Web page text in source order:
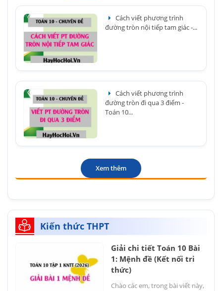
Cách viết phương trình
đường tròn nội tiếp tam giác -...
Cách viết phương trình
đường tròn đi qua 3 điểm -
Toán 10...
Xem thêm
Kiến thức THPT
Giải chi tiết Toán 10 Bài
1: Mệnh đề (Kết nối tri
thức)
Chào các em, trong bài viết này,